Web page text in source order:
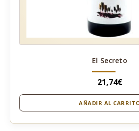
El Secreto
21,74€
AÑADIR AL